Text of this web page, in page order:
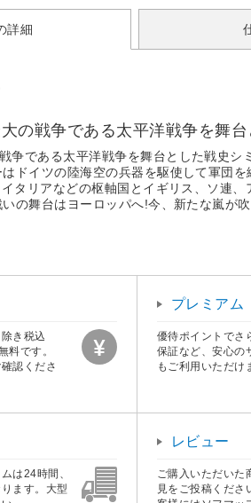
詳細
の戦争である太平洋戦争を舞
争である太平洋戦争を舞台とした戦史
ドイツの陸海空の兵器を駆使して軍団
タリアなどの枢軸国とイギリス、ソ連
いの舞台はヨーロッパへ!今、新たな嵐が
き税込
料です。
認くださ
プレミアム
優待ポイントでさ
保証など、安心の
もご利用いただけ
は24時間、
ます。大型
レビュー
ご購入いただいた
見をご投稿くださ